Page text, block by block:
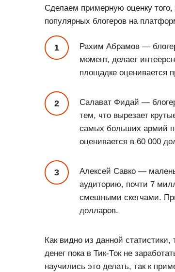
Сделаем примерную оценку
популярных блогеров на
Рахим Абрамов —
момент, делает
площадке оценивается
Салават Фидай —
тем, что вырезает
самых больших армий
оценивается в 60 000
Алексей Савко —
аудиторию, почти 7
смешными скетчами.
долларов.
Как видно из данной
денег пока в Тик-Ток не
научились это делать, так к